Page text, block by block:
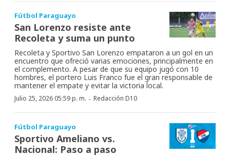
Fútbol Paraguayo
San Lorenzo resiste ante
Recoleta y suma un punto
Recoleta y Sportivo San Lorenzo empataron a un gol en un
encuentro que ofreció varias emociones, principalmente en
el complemento. A pesar de que su equipo jugó con 10
hombres, el portero Luis Franco fue el gran responsable de
mantener el empate y evitar la victoria local.
Julio 25, 2026 05:59 p. m. · Redacción D10
Fútbol Paraguayo
Sportivo Ameliano vs.
Nacional: Paso a paso